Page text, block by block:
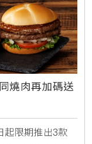
燒肉再加碼送
起限期推出3款